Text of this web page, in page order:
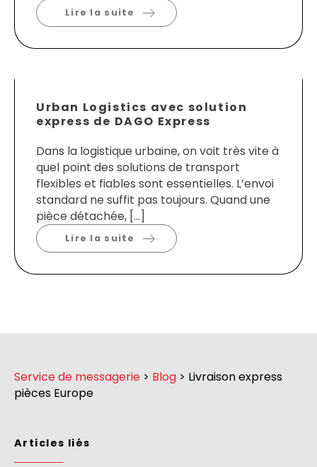
Lire la suite
Urban Logistics avec solution
express de DAGO Express
Dans la logistique urbaine, on voit très vite à
quel point des solutions de transport
flexibles et fiables sont essentielles. L’envoi
standard ne suffit pas toujours. Quand une
pièce détachée, […]
Lire la suite
Service de messagerie > Blog > Livraison express
pièces Europe
Articles liés